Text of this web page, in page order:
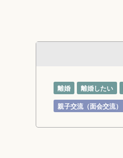
離婚 離婚したい
親子交流（面会交流）